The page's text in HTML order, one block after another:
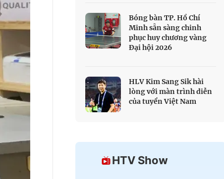
Bóng bàn TP. Hồ Chí
Minh sẵn sàng chinh
phục huy chương vàng
Đại hội 2026
HLV Kim Sang Sik hài
lòng với màn trình diễn
của tuyển Việt Nam
HTV Show